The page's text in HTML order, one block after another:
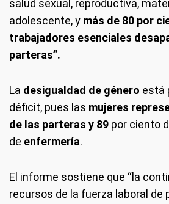
salud sexual, reproductiva,
adolescente, y más de 80 por
trabajadores esenciales
parteras”.
La desigualdad de género está
déficit, pues las mujeres
de las parteras y 89 por ciento
de enfermería.
El informe sostiene que “la
recursos de la fuerza laboral de